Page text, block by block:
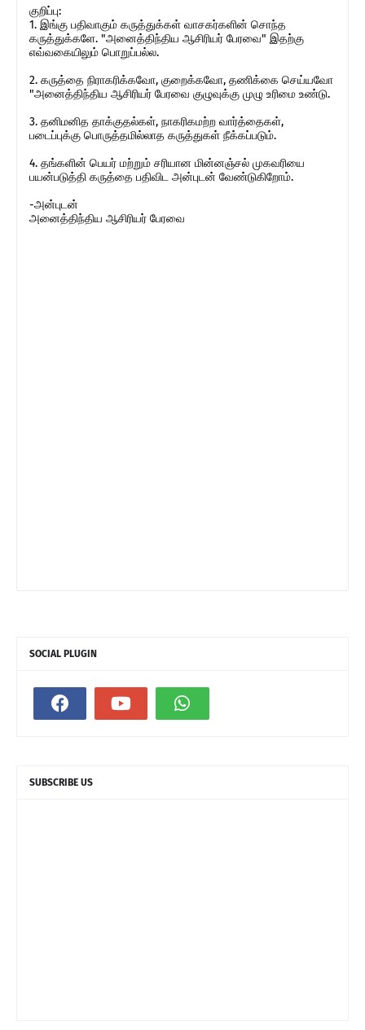
குறிப்பு:
1. இங்கு பதிவாகும் கருத்துக்கள் வாசகர்களின் சொந்த
கருத்துக்களே. "அனைத்திந்திய ஆசிரியர் பேரவை" இதற்கு
எவ்வகையிலும் பொறுப்பல்ல.
2. கருத்தை நிராகரிக்கவோ, குறைக்கவோ, தணிக்கை செய்யவோ
"அனைத்திந்திய ஆசிரியர் பேரவை குழுவுக்கு முழு உரிமை உண்டு.
3. தனிமனித தாக்குதல்கள், நாகரிகமற்ற வார்த்தைகள்,
படைப்புக்கு பொருத்தமில்லாத கருத்துகள் நீக்கப்படும்.
4. தங்களின் பெயர் மற்றும் சரியான மின்னஞ்சல் முகவரியை
பயன்படுத்தி கருத்தை பதிவிட அன்புடன் வேண்டுகிறோம்.
-அன்புடன்
அனைத்திந்திய ஆசிரியர் பேரவை
SOCIAL PLUGIN
SUBSCRIBE US